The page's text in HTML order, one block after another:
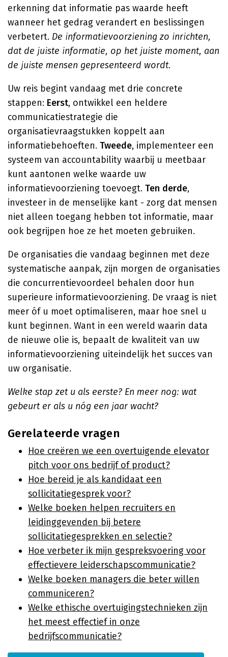
erkenning dat informatie pas waarde heeft
wanneer het gedrag verandert en beslissingen
verbetert. De informatievoorziening zo inrichten,
dat de juiste informatie, op het juiste moment, aan
de juiste mensen gepresenteerd wordt.
Uw reis begint vandaag met drie concrete
stappen: Eerst, ontwikkel een heldere
communicatiestrategie die
organisatievraagstukken koppelt aan
informatiebehoeften. Tweede, implementeer een
systeem van accountability waarbij u meetbaar
kunt aantonen welke waarde uw
informatievoorziening toevoegt. Ten derde,
investeer in de menselijke kant - zorg dat mensen
niet alleen toegang hebben tot informatie, maar
ook begrijpen hoe ze het moeten gebruiken.
De organisaties die vandaag beginnen met deze
systematische aanpak, zijn morgen de organisaties
die concurrentievoordeel behalen door hun
superieure informatievoorziening. De vraag is niet
meer óf u moet optimaliseren, maar hoe snel u
kunt beginnen. Want in een wereld waarin data
de nieuwe olie is, bepaalt de kwaliteit van uw
informatievoorziening uiteindelijk het succes van
uw organisatie.
Welke stap zet u als eerste? En meer nog: wat
gebeurt er als u nóg een jaar wacht?
Gerelateerde vragen
Hoe creëren we een overtuigende elevator
pitch voor ons bedrijf of product?
Hoe bereid je als kandidaat een
sollicitatiegesprek voor?
Welke boeken helpen recruiters en
leidinggevenden bij betere
sollicitatiegesprekken en selectie?
Hoe verbeter ik mijn gespreksvoering voor
effectievere leiderschapscommunicatie?
Welke boeken managers die beter willen
communiceren?
Welke ethische overtuigingstechnieken zijn
het meest effectief in onze
bedrijfscommunicatie?